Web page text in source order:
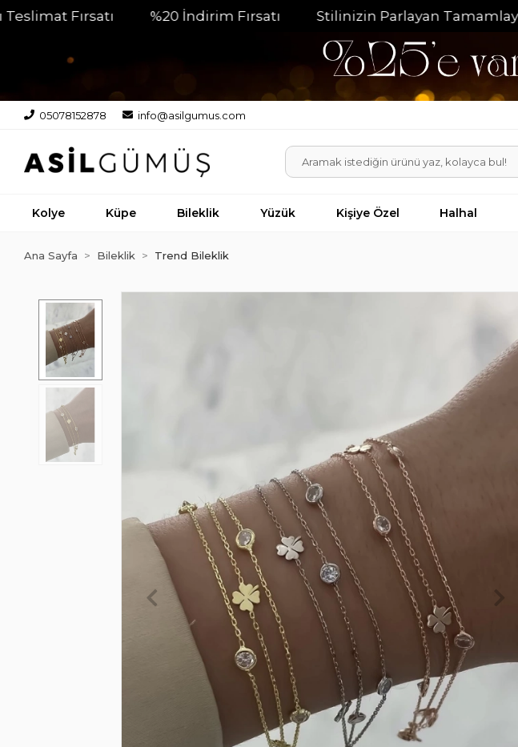
Fırsatı %20 İndirim Fırsatı Stilinizin Parlayan Tamamlayıcısı
05078152878 info@asilgumus.com
Kolye Küpe Bileklik Yüzük Kişiye Özel Halhal
Ana Sayfa Bileklik Trend Bileklik